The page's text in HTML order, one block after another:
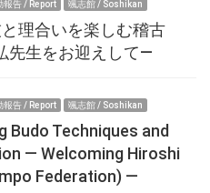
報告 / Report 颯志館 / Soshikan
理合いを楽しむ稽古
先生をお迎えして—
報告 / Report 颯志館 / Soshikan
Budo Techniques and
— Welcoming Hiroshi
Federation) —